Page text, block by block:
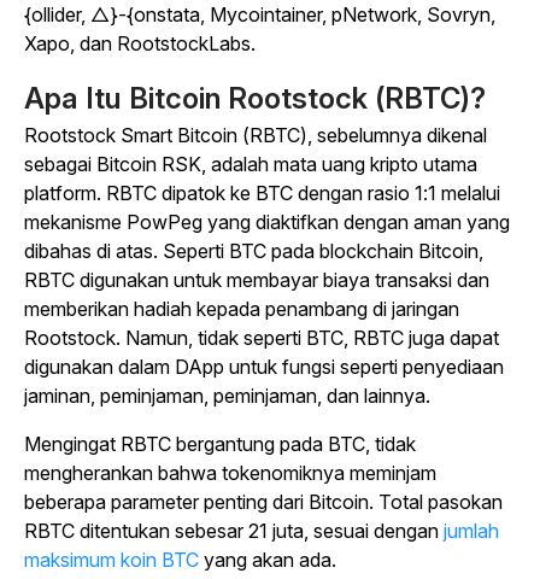
{ollider, △}-{onstata, Mycointainer, pNetwork, Sovryn,
Xapo, dan RootstockLabs.
Apa Itu Bitcoin Rootstock (RBTC)?
Rootstock Smart Bitcoin (RBTC), sebelumnya dikenal
sebagai Bitcoin RSK, adalah mata uang kripto utama
platform. RBTC dipatok ke BTC dengan rasio 1:1 melalui
mekanisme PowPeg yang diaktifkan dengan aman yang
dibahas di atas. Seperti BTC pada blockchain Bitcoin,
RBTC digunakan untuk membayar biaya transaksi dan
memberikan hadiah kepada penambang di jaringan
Rootstock. Namun, tidak seperti BTC, RBTC juga dapat
digunakan dalam DApp untuk fungsi seperti penyediaan
jaminan, peminjaman, peminjaman, dan lainnya.
Mengingat RBTC bergantung pada BTC, tidak
mengherankan bahwa tokenomiknya meminjam
beberapa parameter penting dari Bitcoin. Total pasokan
RBTC ditentukan sebesar 21 juta, sesuai dengan jumlah
maksimum koin BTC yang akan ada.